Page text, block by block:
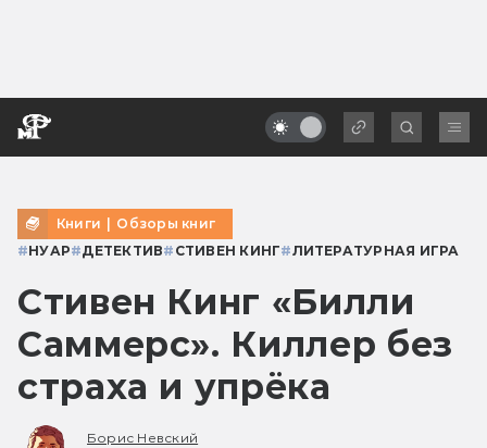
Книги | Обзоры книг
#НУАР#ДЕТЕКТИВ# СТИВЕН КИНГ#ЛИТЕРАТУРНАЯ ИГРА
Стивен Кинг «Билли
Саммерс». Киллер без
страха и упрёка
Борис Невский